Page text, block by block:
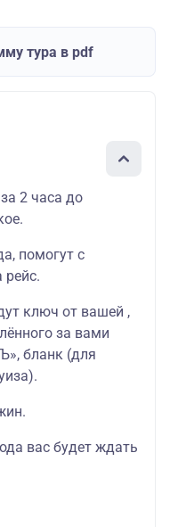
тура в pdf
2 часа до
помогут с
рейс.
ключ от вашей ,
за вами
бланк (для
вас будет ждать